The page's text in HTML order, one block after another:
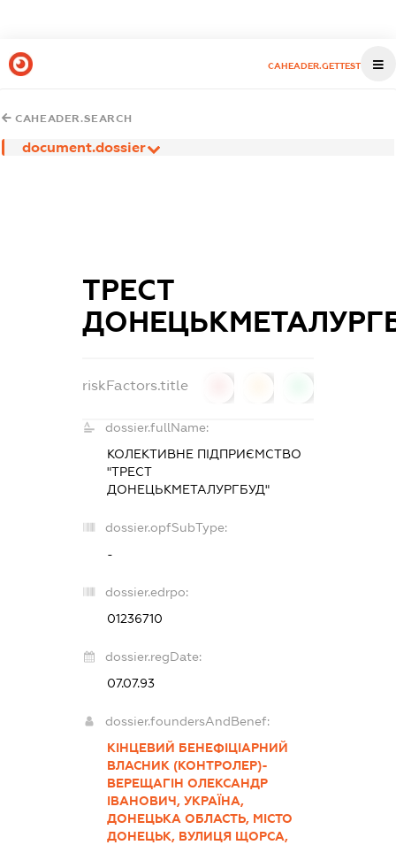
CAHEADER.GETTEST
CAHEADER.SEARCH
document.dossier
ТРЕСТ
riskFactors.title
dossier.fullName:
КОЛЕКТИВНЕ ПІДПРИЄМСТВО
"ТРЕСТ
ДОНЕЦЬКМЕТАЛУРГБУД"
dossier.opfSubType:
-
dossier.edrpo:
01236710
dossier.regDate:
07.07.93
dossier.foundersAndBenef:
КІНЦЕВИЙ БЕНЕФІЦІАРНИЙ
ВЛАСНИК (КОНТРОЛЕР)-
ВЕРЕЩАГІН ОЛЕКСАНДР
ІВАНОВИЧ, УКРАЇНА,
ДОНЕЦЬКА ОБЛАСТЬ, МІСТО
ДОНЕЦЬК, ВУЛИЦЯ ЩОРСА,